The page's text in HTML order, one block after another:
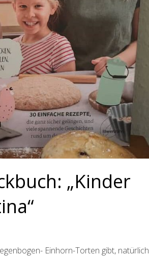
„Kinder
Einhorn-Torten gibt, natürlich